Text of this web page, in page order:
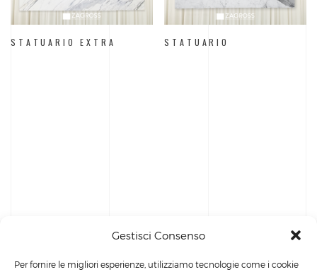
Gestisci Consenso
Per fornire le migliori esperienze, utilizziamo tecnologie come i cookie
STATUARIO EXTRA STATUARIO